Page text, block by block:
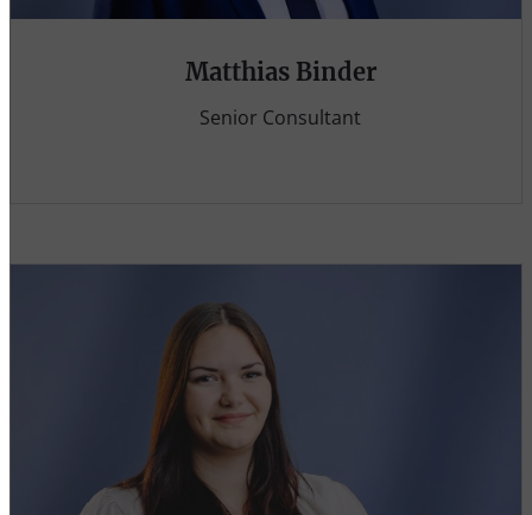
Matthias Binder
Senior Consultant